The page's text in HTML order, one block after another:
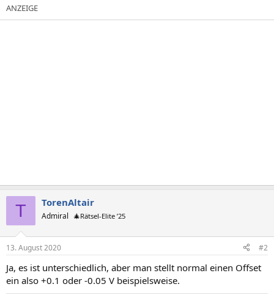
T TorenAltair
Admiral 🎄Rätsel-Elite ’25
13. August 2020 #2
Ja, es ist unterschiedlich, aber man stellt normal einen Offset
ein also +0.1 oder -0.05 V beispielsweise.